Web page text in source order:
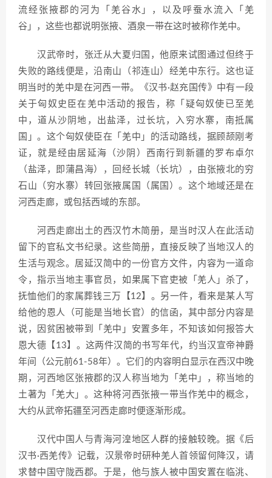
流经张掖郡的河为「羌谷水」，以及呼蚕水流入「羌
谷」，这些也都说明张掖、酒泉一带在这时被称作羌中。
汉武帝时，张迁从大夏归国，他原来试图通过但终于
失败的路线便是，沿南山（祁连山）经羌中东行。这也证
明当时的羌中是在河西一带。《汉书·赵充国传》中有一段
关于匈奴史臣在羌中活动的报告，称「疑匈奴使已至羌
中，道从沙阴地，出盐泽，过长坑，入穷水寨，南抵属
国」。这个匈奴使臣在「羌中」的活动路线，据顾颉刚考
证，就是经由居延海（沙阴）西南行到新疆的罗布卓尔
（盐泽，即蒲昌海），回经长城（长坑），由张掖北的穷
石山（穷水寨）转回张掖属国（属国）。这个地域还是在
河西走廊，或包括西域的东部。
河西走廊出土的西汉竹木简册，是当时汉人在此活动
留下的官私文书纪录。这些简册，直接反映了当地汉人的
生活与观念。居延汉简中的一份官方文件，内容为一道命
令，指示当地主事官员，如果属下官吏被「羌人」杀了，
抚恤他们的家属葬钱三万【12】。另一件，看来是某人写
给他的恩人（可能是当地长官）的信函，其中部分内容是
说，因贫困被带到「羌中」安置多年，不知该如何报答大
恩大德【13】。这两件汉简的书写年代，约当汉宣帝神爵
年间（公元前61-58年）。它们的内容明白显示在西汉中晚
期，河西地区张掖郡的汉人称当地为「羌中」，称当地的
土著为「羌大」。这种将河西张掖一带当作羌中的概念，
大约从武帝拓疆至河西走廊时便逐渐形成。
汉代中国人与青海河湟地区人群的接触较晚。据《后
汉书·西羌传》记载，汉景帝时研种羌人首领留何降汉，请
求替中国守陇西郡。于是，他与族人被中国安置在临洮、